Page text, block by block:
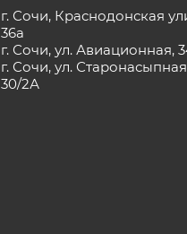
г. Сочи, Краснодонская
36а
г. Сочи, ул. Авиационная,
г. Сочи, ул.
30/2А